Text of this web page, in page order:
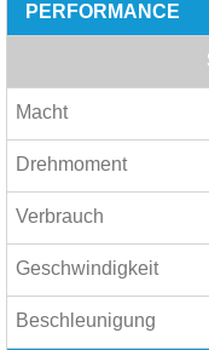
PERFORMANCE
Macht
Drehmoment
Verbrauch
Geschwindigkeit
Beschleunigung